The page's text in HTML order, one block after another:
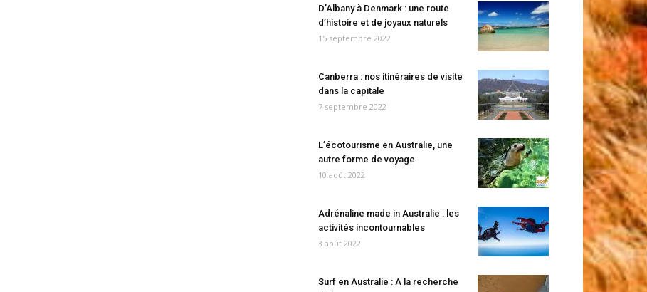
D’Albany à Denmark : une route
d’histoire et de joyaux naturels
15 septembre 2022
Canberra : nos itinéraires de visite
dans la capitale
7 septembre 2022
L’écotourisme en Australie, une
autre forme de voyage
10 août 2022
Adrénaline made in Australie : les
activités incontournables
3 août 2022
Surf en Australie : A la recherche